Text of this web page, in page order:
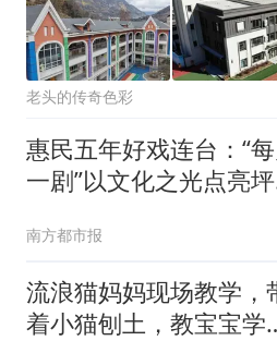
老头的传奇色彩
惠民五年好戏连台：“每
一剧”以文化之光点亮坪
南方都市报
流浪猫妈妈现场教学，
着小猫刨土，教宝宝学